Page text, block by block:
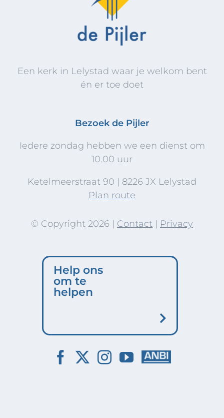
Een kerk in Lelystad waar je welkom bent
én er toe doet
Bezoek de Pijler
Iedere zondag hebben we een dienst om
10.00 uur
Ketelmeerstraat 90 | 8226 JX Lelystad
Plan route
© Copyright 2026 | Contact | Privacy
Help ons
om te
helpen